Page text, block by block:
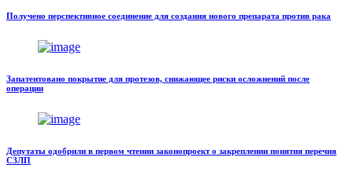
Получено перспективное соединение для создания нового препарата против рака
Запатентовано покрытие для протезов, снижающее риски осложнений после
операции
Депутаты одобрили в первом чтении законопроект о закреплении понятия перечня
СЗЛП